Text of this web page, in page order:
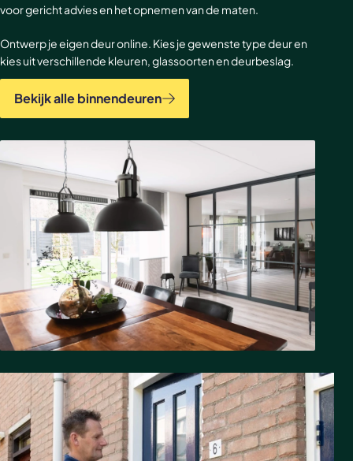
voor gericht advies en het opnemen van de maten.
Ontwerp je eigen deur online. Kies je gewenste type deur en
kies uit verschillende kleuren, glassoorten en deurbeslag.
Bekijk alle binnendeuren